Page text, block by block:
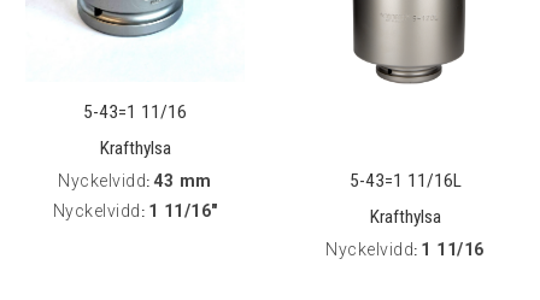
5-43=1 11/16
Krafthylsa
Nyckelvidd: 43 mm
Nyckelvidd : 1 11/16"
5-43=1 11/16L
Krafthylsa
Nyckelvidd: 1 11/16